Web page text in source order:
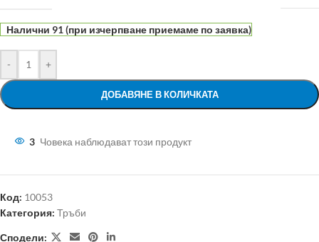
Налични 91 (при изчерпване приемаме по заявка)
- +
ДОБАВЯНЕ В КОЛИЧКАТА
3 Човека наблюдават този продукт
Код: 10053
Категория: Тръби
Сподели: